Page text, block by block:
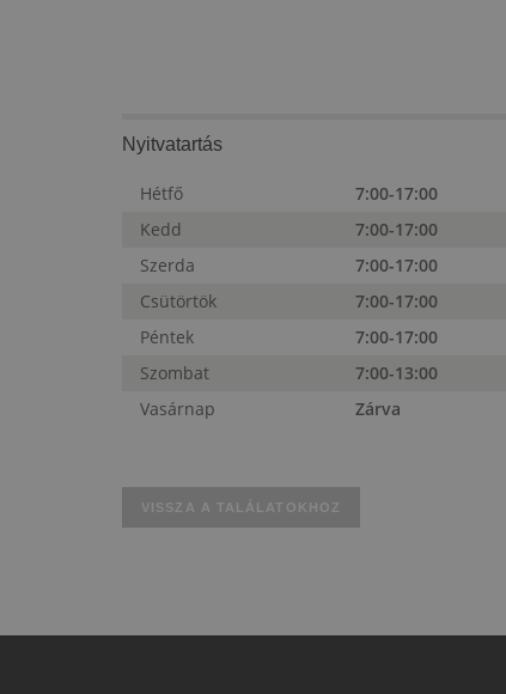
Nyitvatartás
Hétfő
7:00-17:00
Kedd
7:00-17:00
Szerda
7:00-17:00
Csütörtök
7:00-17:00
Péntek
7:00-17:00
Szombat
7:00-13:00
Vasárnap
Zárva
VISSZA A TALÁLATOKHOZ